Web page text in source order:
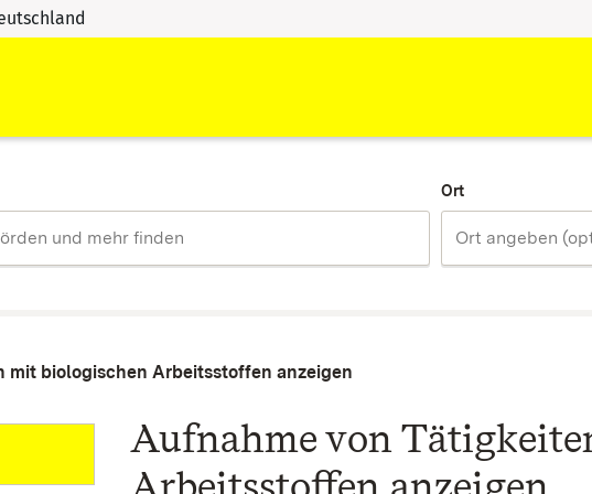
Ort
mit biologischen Arbeitsstoffen anzeigen
Aufnahme von